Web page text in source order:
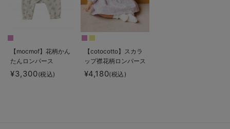
【mocmof】花柄かん
たんロンパース
¥3,300(税込)
【cotocotto】スカラ
ップ襟花柄ロンパース
¥4,180(税込)